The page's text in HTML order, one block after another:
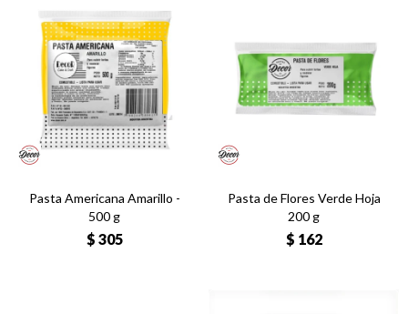
Pasta Americana Amarillo -
500 g
$ 305
Pasta de Flores Verde Hoja
200 g
$ 162